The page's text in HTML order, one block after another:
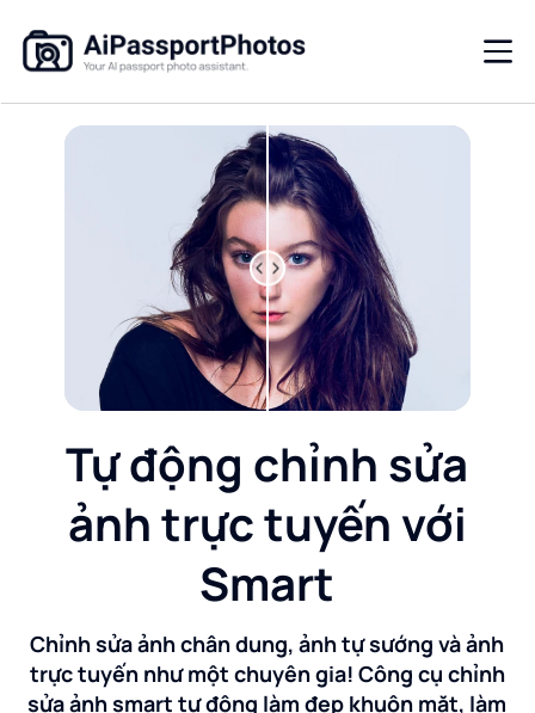
Tự động chỉnh sửa
ảnh trực tuyến với
Smart
Chỉnh sửa ảnh chân dung, ảnh tự sướng và ảnh
trực tuyến như một chuyên gia! Công cụ chỉnh
sửa ảnh smart tự động làm đẹp khuôn mặt, làm